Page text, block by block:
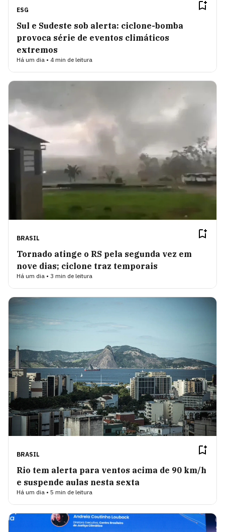
ESG
Sul e Sudeste sob alerta: ciclone-bomba
provoca série de eventos climáticos
extremos
Há um dia • 4 min de leitura
BRASIL
Tornado atinge o RS pela segunda vez em
nove dias; ciclone traz temporais
Há um dia • 3 min de leitura
BRASIL
Rio tem alerta para ventos acima de 90 km/h
e suspende aulas nesta sexta
Há um dia • 5 min de leitura